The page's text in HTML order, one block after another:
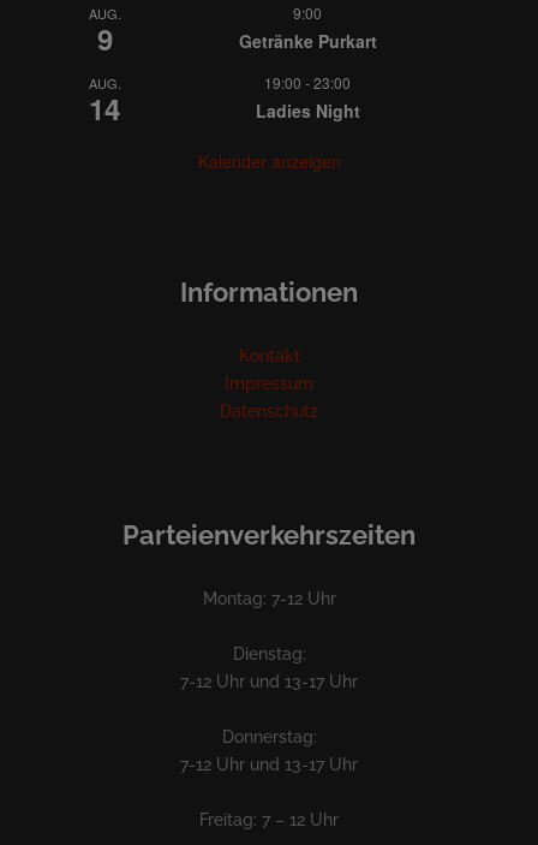
AUG.
9
9:00
Getränke Purkart
AUG.
14
19:00 -23:00
Ladies Night
Kalender anzeigen
Informationen
Kontakt
Impressum
Datenschutz
Parteienverkehrszeiten
Montag: 7-12 Uhr
Dienstag:
7-12 Uhr und 13-17 Uhr
Donnerstag:
7-12 Uhr und 13-17 Uhr
Freitag: 7 – 12 Uhr